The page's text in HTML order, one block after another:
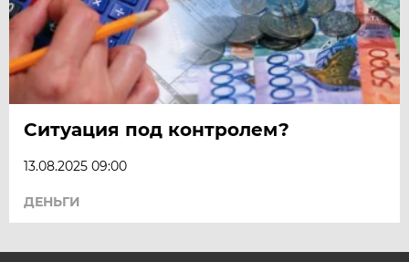
Ситуация под контролем?
13.08.2025 09:00
ДЕНЬГИ